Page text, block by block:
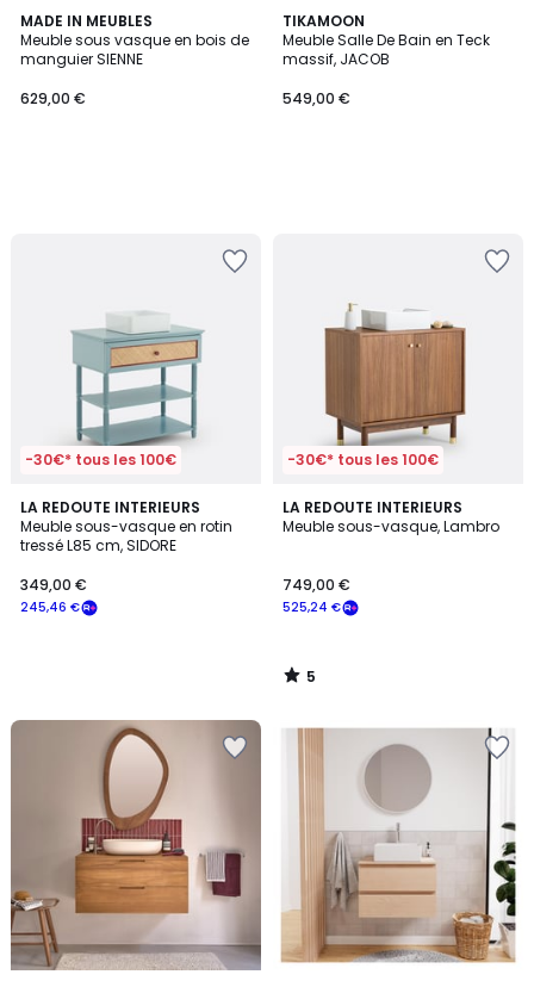
MADE IN MEUBLES
Meuble sous vasque en bois de
manguier SIENNE
629,00 €
TIKAMOON
Meuble Salle De Bain en Teck
massif, JACOB
549,00 €
-30€* tous les 100€
LA REDOUTE INTERIEURS
Meuble sous-vasque en rotin
tressé L85 cm, SIDORE
245,46 €
349,00 €
-30€* tous les 100€
LA REDOUTE INTERIEURS
Meuble sous-vasque, Lambro
525,24 €
749,00 €
5
/
5
/